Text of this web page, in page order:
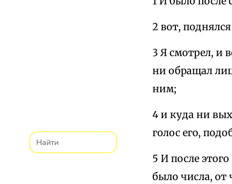
2 вот,
3 Я смотрел, и
ни обращал
ним;
4 и куда ни
голос его,
5 И после
было числа, от